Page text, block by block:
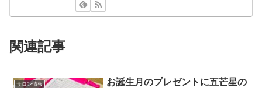
関連記事
サロン情報
お誕生月のプレゼントに五芒星の